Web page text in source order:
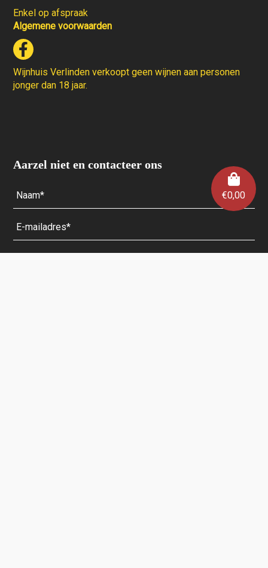
€0,00
Enkel op afspraak
Algemene voorwaarden
Wijnhuis Verlinden verkoopt geen wijnen aan personen
jonger dan 18 jaar.
Aarzel niet en contacteer ons